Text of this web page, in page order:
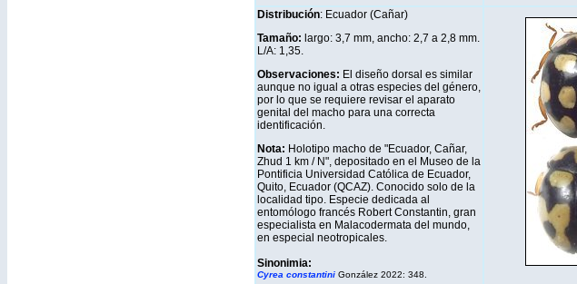
Distribución: Ecuador (Cañar)
Tamaño: largo: 3,7 mm, ancho: 2,7 a 2,8 mm.
L/A: 1,35.
Observaciones: El diseño dorsal es similar
aunque no igual a otras especies del género,
por lo que se requiere revisar el aparato
genital del macho para una correcta
identificación.
Nota: Holotipo macho de "Ecuador, Cañar,
Zhud 1 km / N", depositado en el Museo de la
Pontificia Universidad Católica de Ecuador,
Quito, Ecuador (QCAZ). Conocido solo de la
localidad tipo. Especie dedicada al
entomólogo francés Robert Constantin, gran
especialista en Malacodermata del mundo,
en especial neotropicales.
Sinonimia:
Cyrea constantini González 2022: 348.